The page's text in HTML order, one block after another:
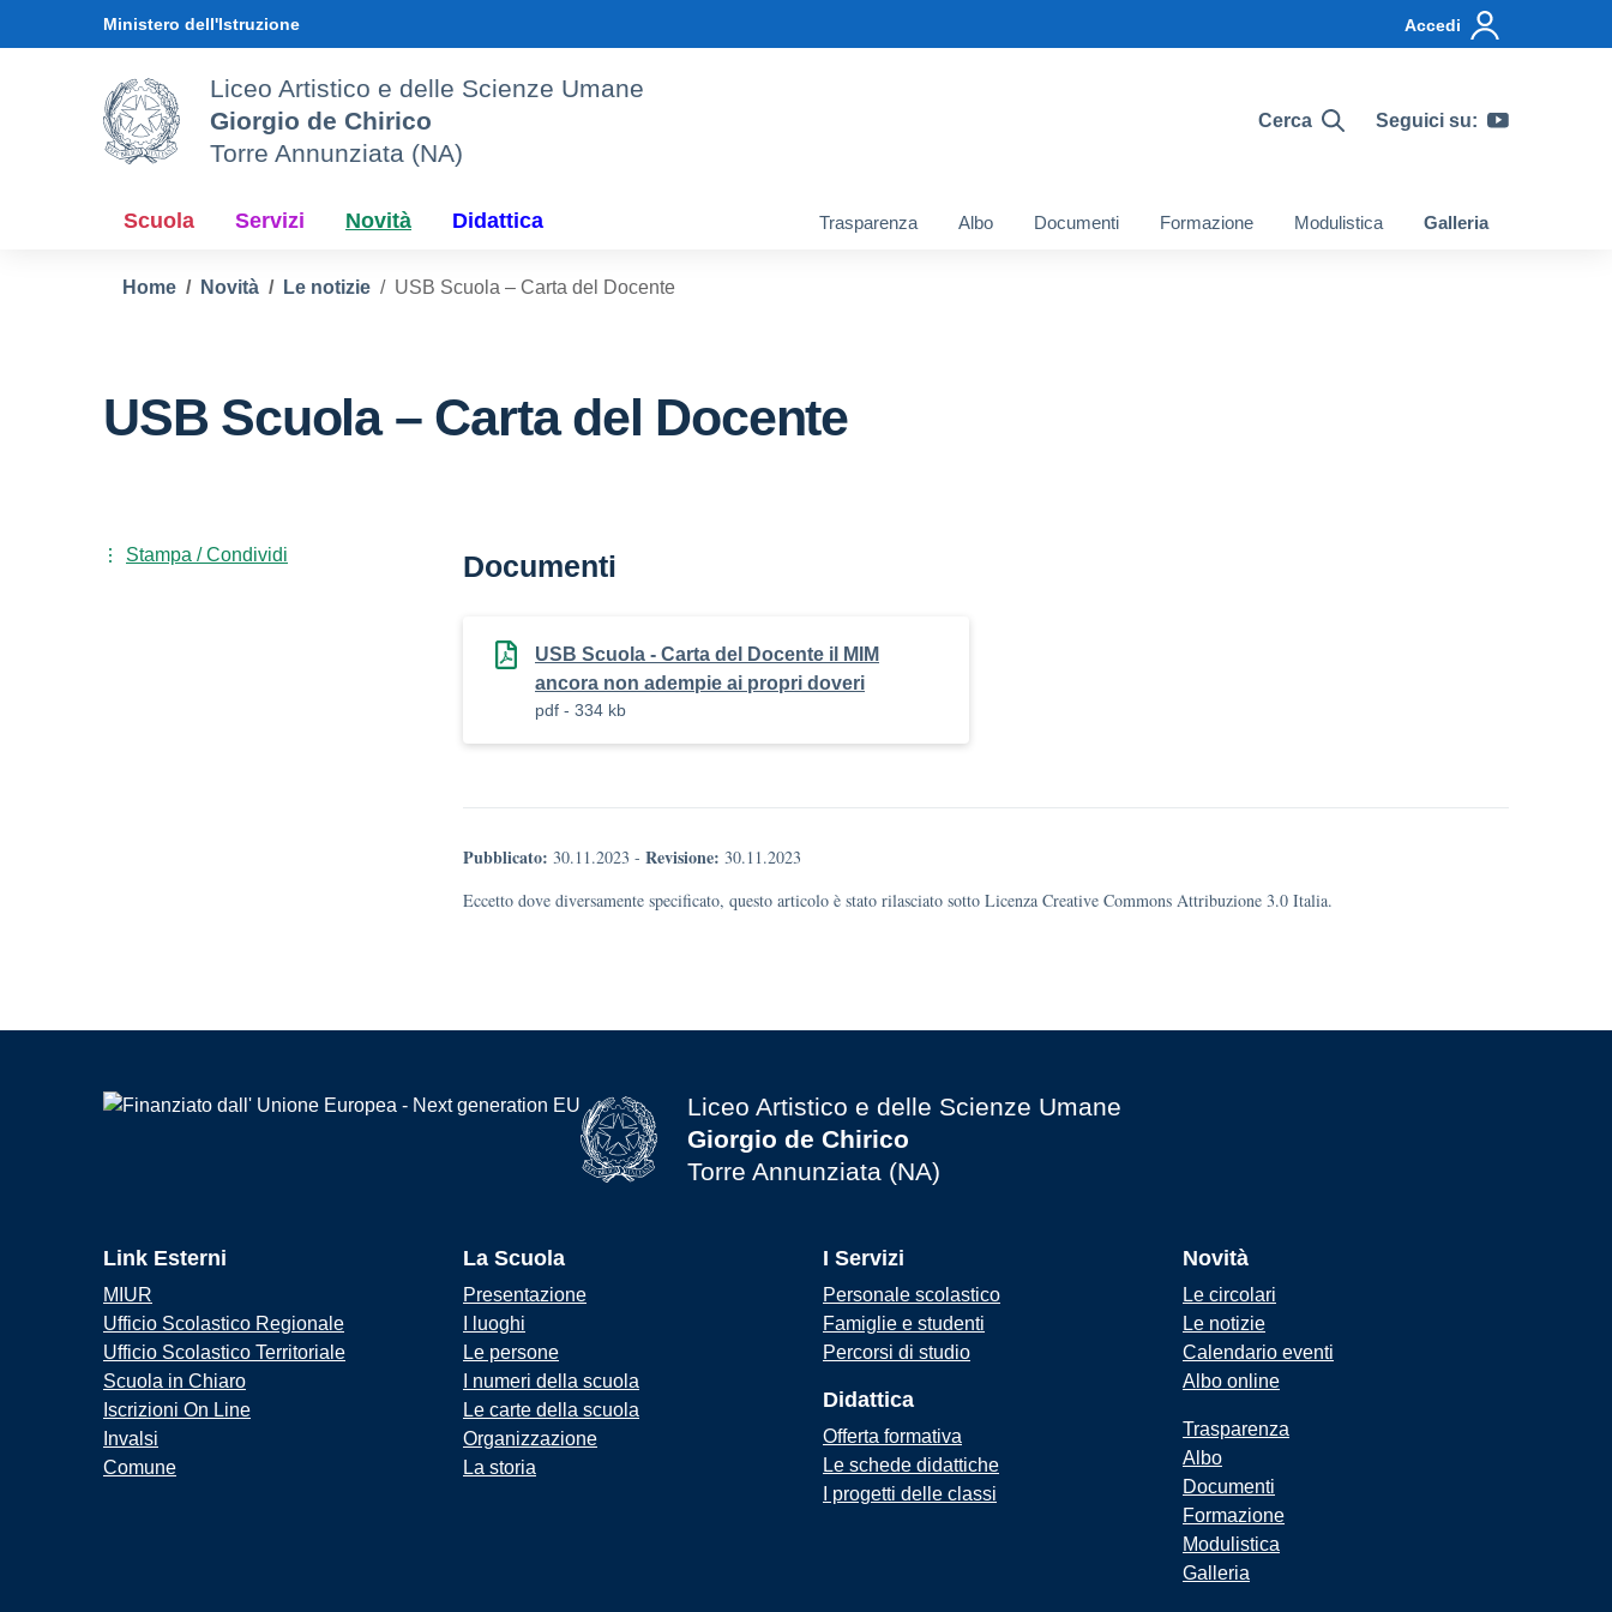
Ministero dell'Istruzione Accedi
Liceo Artistico e delle Scienze Umane
Giorgio de Chirico
Torre Annunziata (NA)
Cerca Seguici su:
Scuola Servizi Novità Didattica Trasparenza Albo Documenti Formazione Modulistica Galleria
Home Novità Le notizie USB Scuola – Carta del Docente
USB Scuola – Carta del Docente
Documenti
USB Scuola - Carta del Docente il MIM
ancora non adempie ai propri doveri
pdf - 334 kb
Pubblicato: 30.11.2023 - Revisione: 30.11.2023
Eccetto dove diversamente specificato, questo articolo è stato rilasciato sotto Licenza Creative Commons Attribuzione 3.0 Italia.
Stampa / Condividi
Liceo Artistico e delle Scienze Umane
Giorgio de Chirico
Torre Annunziata (NA)
Link Esterni
MIUR
Ufficio Scolastico Regionale
Ufficio Scolastico Territoriale
Scuola in Chiaro
Iscrizioni On Line
Invalsi
Comune
La Scuola
Presentazione
I luoghi
Le persone
I numeri della scuola
Le carte della scuola
Organizzazione
La storia
I Servizi
Personale scolastico
Famiglie e studenti
Percorsi di studio
Didattica
Offerta formativa
Le schede didattiche
I progetti delle classi
Novità
Le circolari
Le notizie
Calendario eventi
Albo online
Trasparenza
Albo
Documenti
Formazione
Modulistica
Galleria